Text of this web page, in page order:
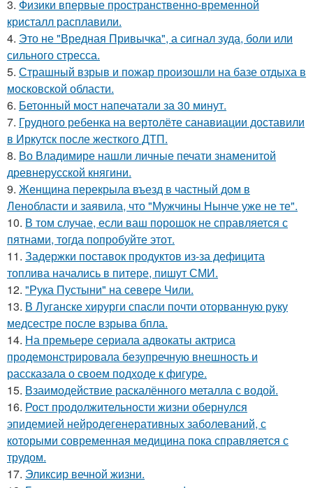
3. Физики впервые пространственно-временной
кристалл расплавили.
4. Это не "Вредная Привычка", а сигнал зуда, боли или
сильного стресса.
5. Страшный взрыв и пожар произошли на базе отдыха в
московской области.
6. Бетонный мост напечатали за 30 минут.
7. Грудного ребенка на вертолёте санавиации доставили
в Иркутск после жесткого ДТП.
8. Во Владимире нашли личные печати знаменитой
древнерусской княгини.
9. Женщина перекрыла въезд в частный дом в
Ленобласти и заявила, что "Мужчины Нынче уже не те".
10. В том случае, если ваш порошок не справляется с
пятнами, тогда попробуйте этот.
11. Задержки поставок продуктов из-за дефицита
топлива начались в питере, пишут СМИ.
12. "Рука Пустыни" на севере Чили.
13. В Луганске хирурги спасли почти оторванную руку
медсестре после взрыва бпла.
14. На премьере сериала адвокаты актриса
продемонстрировала безупречную внешность и
рассказала о своем подходе к фигуре.
15. Взаимодействие раскалённого металла с водой.
16. Рост продолжительности жизни обернулся
эпидемией нейродегенеративных заболеваний, с
которыми современная медицина пока справляется с
трудом.
17. Эликсир вечной жизни.